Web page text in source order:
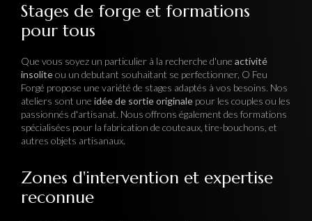
Stages de forge et formations
pour tous
Que vous soyez un particulier à la recherche d'une activité
insoliteou un debutant souhaitant se perfectionner, O Feu
Forgé propose une variété de stages adaptés à vos besoins. Nos
ateliers sont une idée de sortie originale pour les couples ou les
passionnés d'artisanat. Nous offrons également des formations
spécialisées pour la fabrication de couteaux, tire-bouchons, et
autres objets artisanaux.
Zones d'intervention et expertise
reconnue